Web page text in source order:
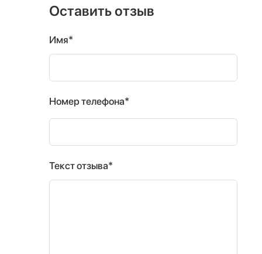
Оставить отзыв
Имя*
Номер телефона*
Текст отзыва*